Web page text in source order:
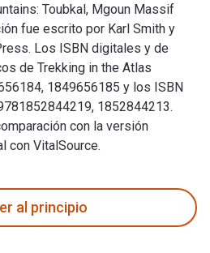
Toubkal, Mgoun Massif
fue escrito por Karl Smith y
Los ISBN digitales y de
de Trekking in the Atlas
1849656185 y los ISBN
1852844213.
con la versión
con VitalSource.
al principio